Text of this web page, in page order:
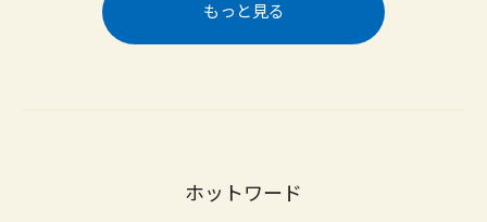
もっと見る
ホットワード